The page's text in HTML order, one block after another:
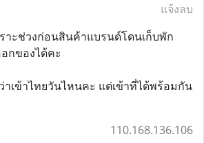
แจ้งลบ
าะช่วงก่อนสินค้าแบรนด์โดนเก็บพัก
กของได้คะ
าเข้าไทยวันไหนคะ แต่เข้าที่ได้พร้อมกัน
110.168.136.106